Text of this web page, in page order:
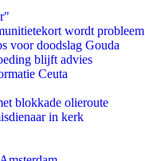
wordt probleem
voor doodslag Gouda
blijft advies
Ceuta
blokkade olieroute
in kerk